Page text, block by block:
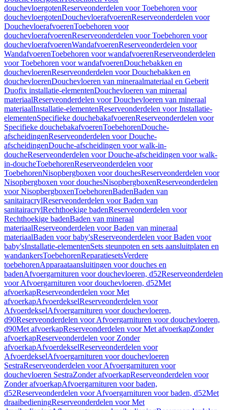
douchevloergotenReserveonderdelen voor Toebehoren voor
douchevloergotenDouchevloerafvoerenReserveonderdelen voor
DouchevloerafvoerenToebehoren voor
douchevloerafvoerenReserveonderdelen voor Toebehoren voor
douchevloerafvoerenWandafvoerenReserveonderdelen voor
WandafvoerenToebehoren voor wandafvoerenReserveonderdelen
voor Toebehoren voor wandafvoerenDouchebakken en
douchevloerenReserveonderdelen voor Douchebakken en
douchevloerenDouchevloeren van mineraalmateriaal en Geberit
Duofix installatie-elementenDouchevloeren van mineraal
materiaalReserveonderdelen voor Douchevloeren van mineraal
materiaalInstallatie-elementenReserveonderdelen voor Installatie-
elementenSpecifieke douchebakafvoerenReserveonderdelen voor
Specifieke douchebakafvoerenToebehorenDouche-
afscheidingenReserveonderdelen voor Douche-
afscheidingenDouche-afscheidingen voor walk-in-
doucheReserveonderdelen voor Douche-afscheidingen voor walk-
in-doucheToebehorenReserveonderdelen voor
ToebehorenNisopbergboxen voor douchesReserveonderdelen voor
Nisopbergboxen voor douchesNisopbergboxenReserveonderdelen
voor NisopbergboxenToebehorenBadenBaden van
sanitairacrylReserveonderdelen voor Baden van
sanitairacrylRechthoekige badenReserveonderdelen voor
Rechthoekige badenBaden van mineraal
materiaalReserveonderdelen voor Baden van mineraal
materiaalBaden voor baby'sReserveonderdelen voor Baden voor
baby'sInstallatie-elementenSets steunpoten en sets aansluitplaten en
wandankersToebehorenReparatiesetsVerdere
toebehorenApparaataansluitingen voor douches en
badenAfvoergarnituren voor douchevloeren, d52Reserveonderdelen
voor Afvoergarnituren voor douchevloeren, d52Met
afvoerkapReserveonderdelen voor Met
afvoerkapAfvoerdekselReserveonderdelen voor
AfvoerdekselAfvoergarnituren voor douchevloeren,
d90Reserveonderdelen voor Afvoergarnituren voor douchevloeren,
d90Met afvoerkapReserveonderdelen voor Met afvoerkapZonder
afvoerkapReserveonderdelen voor Zonder
afvoerkapAfvoerdekselReserveonderdelen voor
AfvoerdekselAfvoergarnituren voor douchevloeren
SestraReserveonderdelen voor Afvoergarnituren voor
douchevloeren SestraZonder afvoerkapReserveonderdelen voor
Zonder afvoerkapAfvoergarnituren voor baden,
d52Reserveonderdelen voor Afvoergarnituren voor baden, d52Met
draaibedieningReserveonderdelen voor Met